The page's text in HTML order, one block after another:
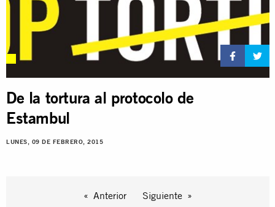
De la tortura al protocolo de
Estambul
LUNES, 09 DE FEBRERO, 2015
Anterior Siguiente